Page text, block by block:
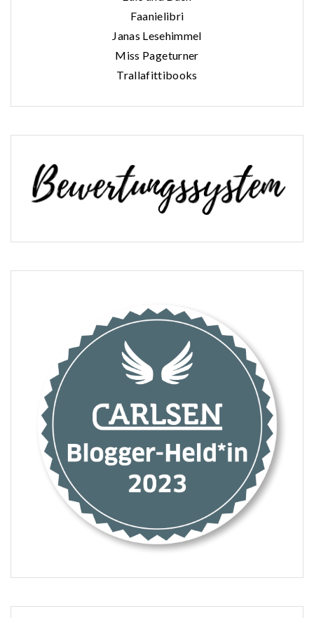
Faanielibri
Janas Lesehimmel
Miss Pageturner
Trallafittibooks